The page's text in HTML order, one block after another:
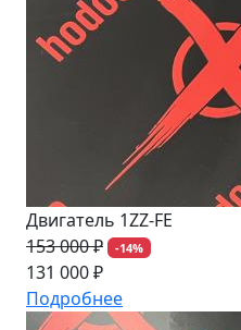
Двигатель 1ZZ-FE
153 000 ₽
-14%
131 000 ₽
Подробнее